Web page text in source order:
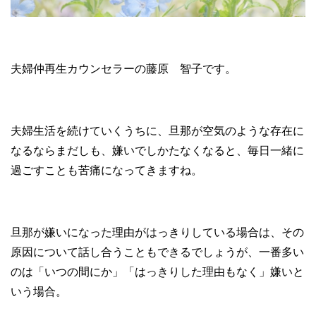
夫婦仲再生カウンセラーの藤原 智子です。
夫婦生活を続けていくうちに、旦那が空気のような存在に
なるならまだしも、嫌いでしかたなくなると、毎日一緒に
過ごすことも苦痛になってきますね。
旦那が嫌いになった理由がはっきりしている場合は、その
原因について話し合うこともできるでしょうが、一番多い
のは「いつの間にか」「はっきりした理由もなく」嫌いと
いう場合。